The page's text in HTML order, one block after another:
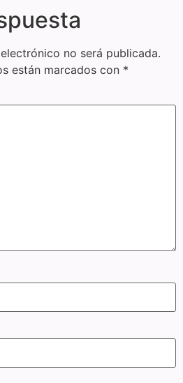
no será publicada.
están marcados con *